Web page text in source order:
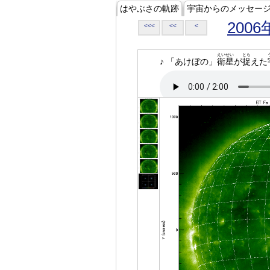
はやぶさの軌跡 宇宙からのメッセー
<<< << < 2006
♪ 「あけぼの」 衛星
えいせい
が捉
とら
えた